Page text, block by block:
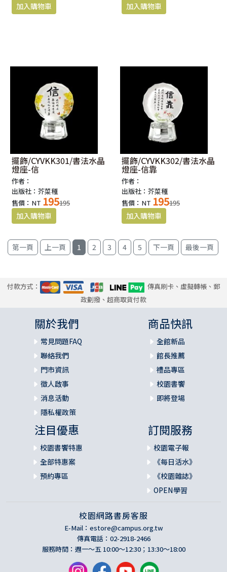
擺飾/CYVKK301/書法水晶
燈座-信
作者：
出版社：芥菜種
售價：NT 195195
擺飾/CYVKK302/書法水晶
燈座-信靠
作者：
出版社：芥菜種
售價：NT 195195
1 2 3 4 5
付款方式：
傳真刷卡、虛擬轉帳、郵
政劃撥、超商取貨付款
關於我們
常見問題FAQ
聯絡我們
門市資訊
徵人啟事
消息活動
隱私權政策
商品快訊
全館新品
館長推薦
禮品專區
校園書饗
即將登場
注目優惠
校園書饗特惠
全部特惠案
預約專區
訂閱服務
校園電子報
《每日活水》
《校園雜誌》
OPEN學習
校園網路書房客服
E-Mail： estore@campus.org.tw
傳真電話：02-2918-2466
服務時間：週一～五 10:00～12:30；13:30～18:00